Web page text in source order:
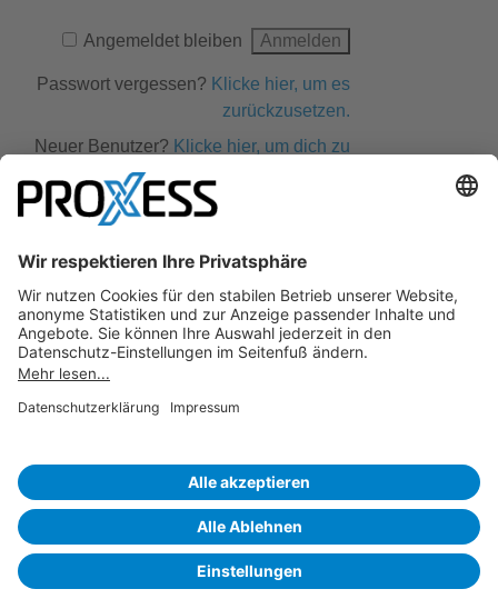
Angemeldet bleiben
Passwort vergessen? Klicke hier, um es
zurückzusetzen.
Neuer Benutzer? Klicke hier, um dich zu
PROXESS und HABEL sind Marken der conrizon AG. conrizon
bietet etablierte Software-Produkte und Dienstleistungen für
verarbeitung, Vertragsmanagement sowie
passende Lösung. Für jede Branche und jede
Unternehmensgröße.
www.conrizon.com
Copyright2026 |Impressum|AGB|Datenschutzerklärung|
Datenschutzeinstellungen